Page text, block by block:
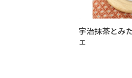
宇治抹茶とみ
ェ